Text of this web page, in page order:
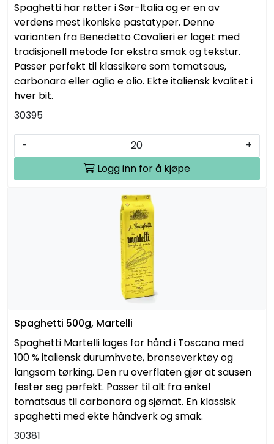
Spaghetti har røtter i Sør-Italia og er en av
verdens mest ikoniske pastatyper. Denne
varianten fra Benedetto Cavalieri er laget med
tradisjonell metode for ekstra smak og tekstur.
Passer perfekt til klassikere som tomatsaus,
carbonara eller aglio e olio. Ekte italiensk kvalitet i
hver bit.
30395
-
+
Logg inn for å kjøpe
Spaghetti 500g, Martelli
Spaghetti Martelli lages for hånd i Toscana med
100 % italiensk durumhvete, bronseverktøy og
langsom tørking. Den ru overflaten gjør at sausen
fester seg perfekt. Passer til alt fra enkel
tomatsaus til carbonara og sjømat. En klassisk
spaghetti med ekte håndverk og smak.
30381